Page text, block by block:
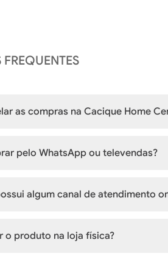
as compras na Cacique Home
pelo WhatsApp ou televendas?
algum canal de atendimento
o produto na loja física?